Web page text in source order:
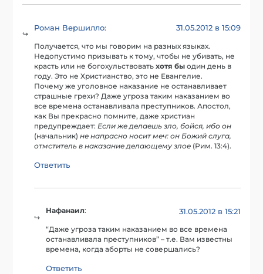
Роман Вершилло: 31.05.2012 в 15:09
Получается, что мы говорим на разных языках.
Недопустимо призывать к тому, чтобы не убивать, не
красть или не богохульствоватьхотя быодин день в
году. Это не Христианство, это не Евангелие.
Почему же уголовное наказание не останавливает
страшные грехи? Даже угроза таким наказанием во
все времена останавливала преступников. Апостол,
как Вы прекрасно помните, даже христиан
предупреждает:Если же делаешь зло, бойся, ибо он
(начальник)не напрасно носит меч: он Божий слуга,
отмститель в наказание делающему злое (Рим. 13:4).
Ответить
Нафанаил: 31.05.2012 в 15:21
“Даже угроза таким наказанием во все времена
останавливала преступников” – т.е. Вам известны
времена, когда аборты не совершались?
Ответить